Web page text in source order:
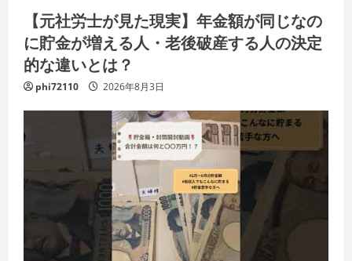
【元社労士が見た現実】年金額が同じなの
に貯金が増える人・老後破産する人の決定
的な違いとは？
phi72110 2026年8月3日